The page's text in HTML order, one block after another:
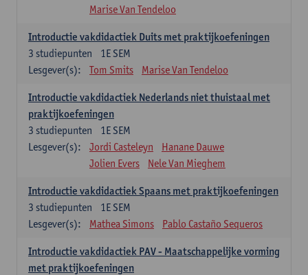
Marise Van Tendeloo
Introductie vakdidactiek Duits met praktijkoefeningen
1E SEM
3 studiepunten
Lesgever(s):
Tom Smits Marise Van Tendeloo
Introductie vakdidactiek Nederlands niet thuistaal met
praktijkoefeningen
1E SEM
3 studiepunten
Lesgever(s):
Jordi Casteleyn
Hanane Dauwe
Jolien Evers
Nele Van Mieghem
Introductie vakdidactiek Spaans met praktijkoefeningen
1E SEM
3 studiepunten
Lesgever(s):
Mathea Simons Pablo Castaño Sequeros
Introductie vakdidactiek PAV - Maatschappelijke vorming
met praktijkoefeningen